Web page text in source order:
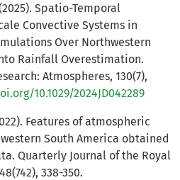
Spatio-Temporal
Convective Systems in
Over Northwestern
Rainfall Overestimation.
Atmospheres, 130(7),
10.1029/2024JD042289
Features of atmospheric
South America obtained
Quarterly Journal of the Royal
338-350.